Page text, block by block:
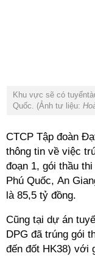
Khu vực sẽ có
Quốc. (Ảnh tư liệu:
CTCP Tập đoàn
thông tin về việc
đoạn 1, gói thầu
Phú Quốc, An
là 85,5 tỷ đồng.
Cũng tại dự án
DPG đã trúng gói
đến đốt HK38) với